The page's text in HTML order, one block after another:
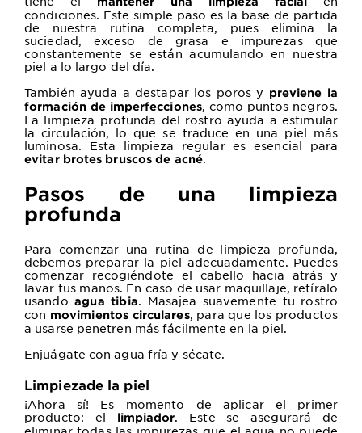
condiciones. Este simple paso es la base de partida
de nuestra rutina completa, pues elimina la
suciedad, exceso de grasa e impurezas que
constantemente se están acumulando en nuestra
piel a lo largo del día.
También ayuda a destapar los poros y previene la
formación de imperfecciones, como puntos negros.
La limpieza profunda del rostro ayuda a estimular
la circulación, lo que se traduce en una piel más
luminosa. Esta limpieza regular es esencial para
evitar brotes bruscos de acné.
Pasos de una limpieza
profunda
Para comenzar una rutina de limpieza profunda,
debemos preparar la piel adecuadamente. Puedes
comenzar recogiéndote el cabello hacia atrás y
lavar tus manos. En caso de usar maquillaje, retíralo
usandoagua tibia. Masajea suavemente tu rostro
con movimientos circulares, para que los productos
a usarse penetren más fácilmente en la piel.
Enjuágate con agua fría y sécate.
Limpiezade la piel
¡Ahora sí! Es momento de aplicar el primer
producto: el
limpiador. Este se asegurará de